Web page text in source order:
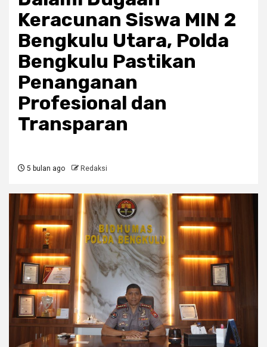
Keracunan Siswa MIN 2
Bengkulu Utara, Polda
Bengkulu Pastikan
Penanganan
Profesional dan
Transparan
5 bulan ago Redaksi